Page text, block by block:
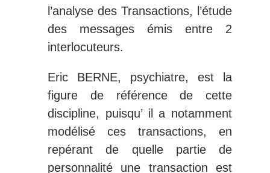
l’analyse des Transactions, l’étude
des messages émis entre 2
interlocuteurs.
Eric BERNE, psychiatre, est la
figure de référence de cette
discipline, puisqu’ il a notamment
modélisé ces transactions, en
repérant de quelle partie de
personnalité une transaction est